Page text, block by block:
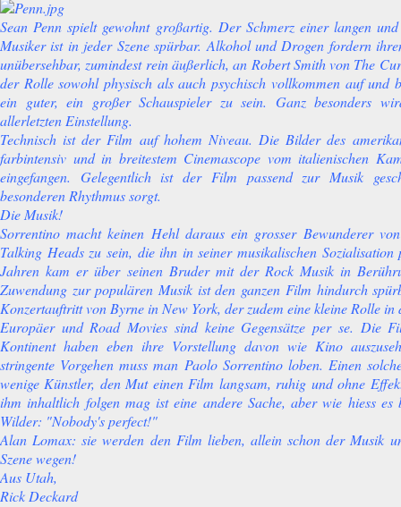
Sean Penn spielt gewohnt großartig. Der Schmerz einer langen
Musiker ist in jeder Szene spürbar. Alkohol und Drogen fordern
unübersehbar, zumindest rein äußerlich, an Robert Smith von The
der Rolle sowohl physisch als auch psychisch vollkommen auf und
ein guter, ein großer Schauspieler zu sein. Ganz besonders
allerletzten Einstellung.
Technisch ist der Film auf hohem Niveau. Die Bilder des
farbintensiv und in breitestem Cinemascope vom italienischen
eingefangen. Gelegentlich ist der Film passend zur Musik
besonderen Rhythmus sorgt.
Die Musik!
Sorrentino macht keinen Hehl daraus ein grosser Bewunderer
Talking Heads zu sein, die ihn in seiner musikalischen
Jahren kam er über seinen Bruder mit der Rock Musik in
Zuwendung zur populären Musik ist den ganzen Film hindurch
Konzertauftritt von Byrne in New York, der zudem eine kleine Rolle
Europäer und Road Movies sind keine Gegensätze per se. Die
Kontinent haben eben ihre Vorstellung davon wie Kino
stringente Vorgehen muss man Paolo Sorrentino loben. Einen
wenige Künstler, den Mut einen Film langsam, ruhig und ohne
ihm inhaltlich folgen mag ist eine andere Sache, aber wie hiess
Wilder: "Nobody's perfect!"
Alan Lomax: sie werden den Film lieben, allein schon der Musik
Szene wegen!
Aus Utah,
Rick Deckard